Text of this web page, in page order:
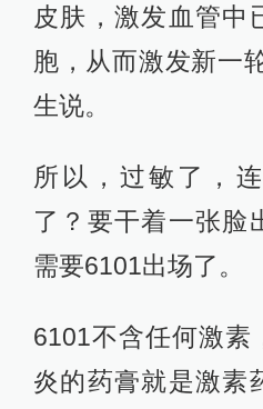
皮肤，激发血管中
胞，从而激发新一
生说。
所以，过敏了，
了？要干着一张脸
需要6101出场了。
6101不含任何激素
炎的药膏就是激素